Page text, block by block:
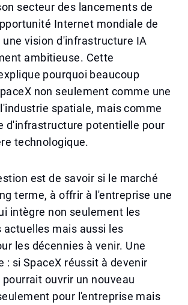
secteur des lancements de
Internet mondiale de
vision d'infrastructure IA
ambitieuse. Cette
pourquoi beaucoup
non seulement comme une
spatiale, mais comme
d'infrastructure potentielle pour
technologique.
est de savoir si le marché
terme, à offrir à l'entreprise une
intègre non seulement les
actuelles mais aussi les
les décennies à venir. Une
: si SpaceX réussit à devenir
ouvrir un nouveau
pour l'entreprise mais